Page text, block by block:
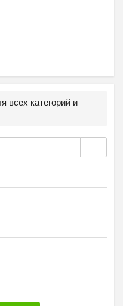
всех категорий и